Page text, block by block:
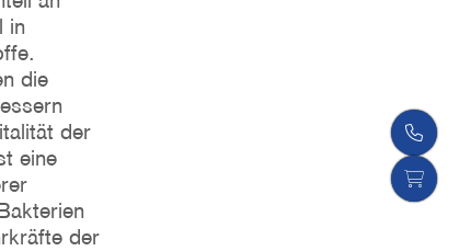
in
die
der
eine
der